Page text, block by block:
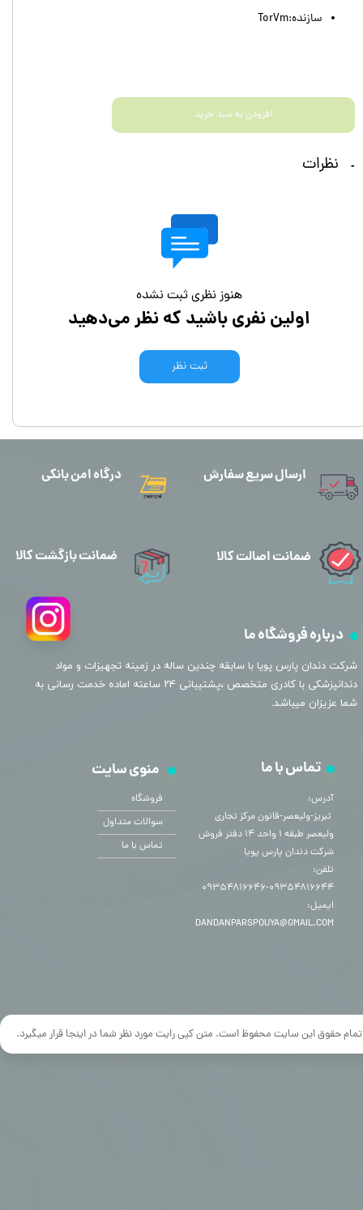
سازنده:TorVm
افزودن به سبد خرید
نظرات
هنوز نظری ثبت نشده
اولین نفری باشید که نظر می‌دهید
ثبت نظر
تمام حقوق این سایت محفوظ است. متن کپی رایت مورد نظر شما در اینجا قرار میگیرد.
ارسال سریع سفارش
درباره فروشگاه ما
​شرکت دندان پارس پویا با سابقه چندین ساله در زمینه تجهیزات و مواد
دندانپزشکی با کادری متخصص ،پشتیبانی ۲۴ ساعته اماده خدمت رسانی به
شما عزیزان میباشد.
منوی سایت
فروشگاه
سوالات متداول
تماس با ما
تماس با ما
آدرس:
​​​​​​​ تبریز-ولیعصر-قانون مرکز تجاری
ولیعصر طبقه ۱ واحد ۱۴ دفتر فروش
شرکت دندان پارس پویا
تلفن:
۰۹۳۵۴۸۱۶۶۴۴-۰۹۳۵۴۸۱۶۶۴۶
ایمیل:
DANDANPARSPOUYA@GMAIL.COM
درگاه امن بانکی
ضمانت اصالت کالا ضمانت بازگشت کالا